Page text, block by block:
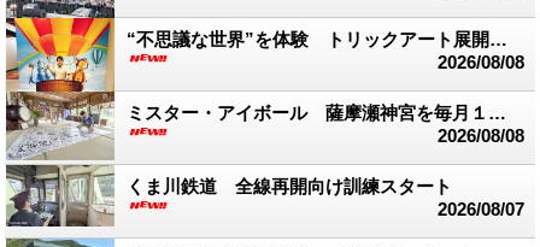
“不思議な世界”を体験 トリックアート展開催中 湯前まんが美術館
2026/08/08
ミスター・アイボール 薩摩瀬神宮を毎月１回訪れ創作活動
2026/08/08
くま川鉄道 全線再開向け訓練スタート
2026/08/07